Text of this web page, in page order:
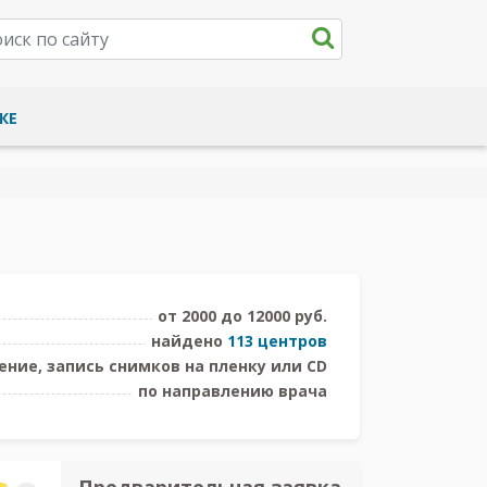
от 2000 до 12000 руб.
найдено 113 центров
запись снимков на пленку или CD
по направлению врача